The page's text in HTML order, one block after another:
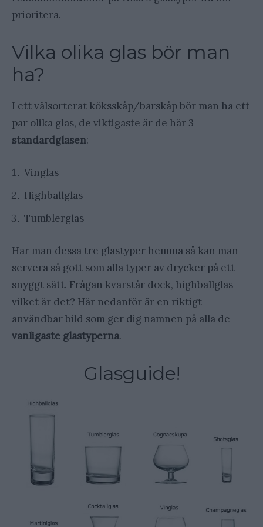
prioritera.
Vilka olika glas bör man
ha?
I ett välsorterat köksskåp/barskåp bör man ha ett
par olika glas, de viktigaste är de här 3
standardglasen:
Vinglas
Highballglas
Tumblerglas
Har man dessa tre glastyper hemma så kan man
servera så gott som alla typer av drycker på ett
snyggt sätt. Frågan kvarstår dock, highballglas
vilket är det? Här nedanför är en riktigt
användbar bild som ger dig namnen på alla de
vanligaste glastyperna.
Glasguide!